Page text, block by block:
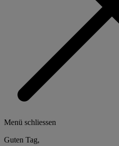
Menü schliessen
Guten Tag,